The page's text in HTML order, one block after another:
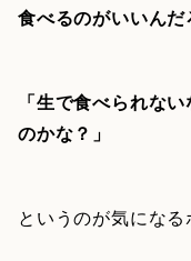
食べるのがいいんだ
「生で食べられな
のかな？」
というのが気になる